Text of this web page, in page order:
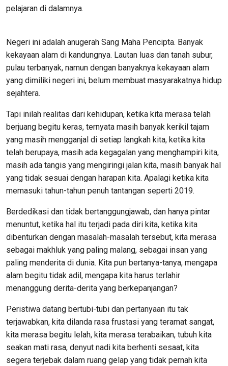
pelajaran di dalamnya.
Negeri ini adalah anugerah Sang Maha Pencipta. Banyak
kekayaan alam di kandungnya. Lautan luas dan tanah subur,
pulau terbanyak, namun dengan banyaknya kekayaan alam
yang dimiliki negeri ini, belum membuat masyarakatnya hidup
sejahtera.
Tapi inilah realitas dari kehidupan, ketika kita merasa telah
berjuang begitu keras, ternyata masih banyak kerikil tajam
yang masih mengganjal di setiap langkah kita, ketika kita
telah berupaya, masih ada kegagalan yang menghampiri kita,
masih ada tangis yang mengiringi jalan kita, masih banyak hal
yang tidak sesuai dengan harapan kita. Apalagi ketika kita
memasuki tahun-tahun penuh tantangan seperti 2019.
Berdedikasi dan tidak bertanggungjawab, dan hanya pintar
menuntut, ketika hal itu terjadi pada diri kita, ketika kita
dibenturkan dengan masalah-masalah tersebut, kita merasa
sebagai makhluk yang paling malang, sebagai insan yang
paling menderita di dunia. Kita pun bertanya-tanya, mengapa
alam begitu tidak adil, mengapa kita harus terlahir
menanggung derita-derita yang berkepanjangan?
Peristiwa datang bertubi-tubi dan pertanyaan itu tak
terjawabkan, kita dilanda rasa frustasi yang teramat sangat,
kita merasa begitu lelah, kita merasa terabaikan, tubuh kita
seakan mati rasa, denyut nadi kita berhenti sesaat, kita
segera terjebak dalam ruang gelap yang tidak pernah kita